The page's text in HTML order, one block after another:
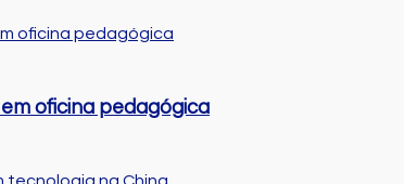
oficina pedagógica